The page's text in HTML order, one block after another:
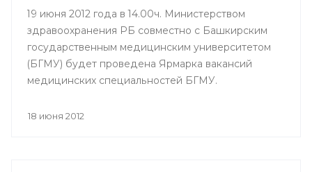
19 июня 2012 года в 14.00ч. Министерством
здравоохранения РБ совместно с Башкирским
государственным медицинским университетом
(БГМУ) будет проведена Ярмарка вакансий
медицинских специальностей БГМУ.
лечебно-профилактических учреждений (ЛПУ)
18 июня 2012